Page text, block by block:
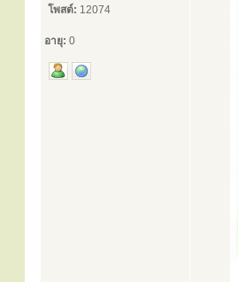
โพสต์: 12074
อายุ: 0